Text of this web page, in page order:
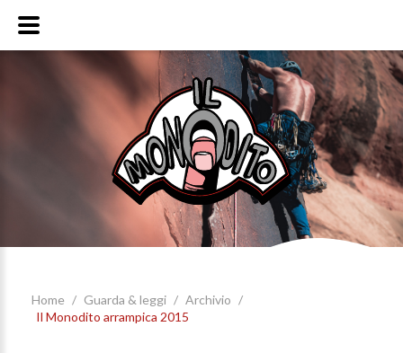
Home / Guarda & leggi / Archivio /
Il Monodito arrampica 2015